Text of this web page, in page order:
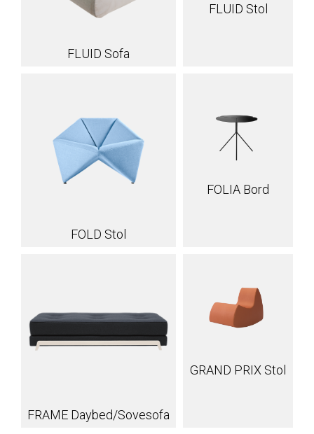
FLUID Sofa
FLUID Stol
FOLD Stol
FOLIA Bord
FRAME Daybed/Sovesofa
GRAND PRIX Stol